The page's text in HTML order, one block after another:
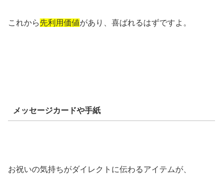
これから先利用価値があり、喜ばれるはずですよ。
メッセージカードや手紙
お祝いの気持ちがダイレクトに伝わるアイテムが、